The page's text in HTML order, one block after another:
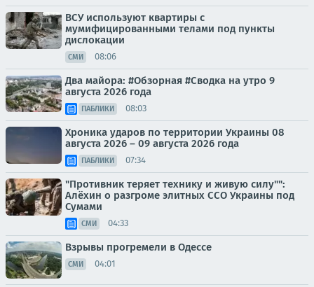
ВСУ используют квартиры с
мумифицированными телами под пункты
дислокации
СМИ 08:06
Два майора: #Обзорная #Сводка на утро 9
августа 2026 года
ПАБЛИКИ 08:03
Хроника ударов по территории Украины 08
августа 2026 – 09 августа 2026 года
ПАБЛИКИ 07:34
"Противник теряет технику и живую силу"":
Алёхин о разгроме элитных ССО Украины под
Сумами
СМИ 04:33
Взрывы прогремели в Одессе
СМИ 04:01